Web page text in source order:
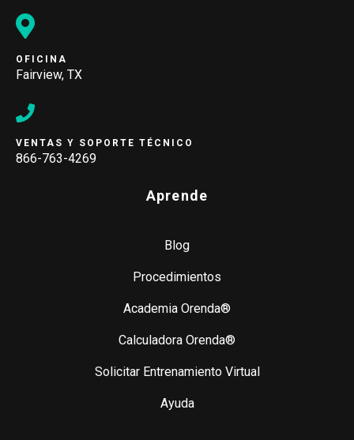
OFICINA
Fairview, TX
VENTAS Y SOPORTE TÉCNICO
866-763-4269
Aprende
Blog
Procedimientos
Academia Orenda®
Calculadora Orenda®
Solicitar Entrenamiento Virtual
Ayuda